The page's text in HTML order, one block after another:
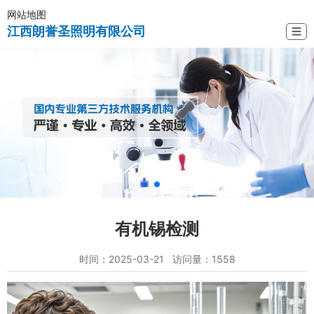
网站地图
江西朗誉圣照明有限公司 ☰
有机锡检测
时间：2025-03-21 访问量：1558